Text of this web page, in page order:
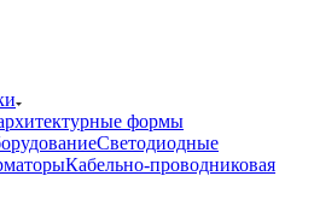
формы
Светодиодные
Кабельно-проводниковая